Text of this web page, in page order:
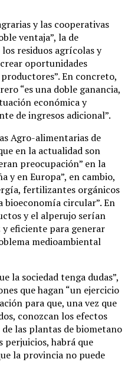
y las cooperativas
ventaja”, la de
residuos agrícolas y
oportunidades
En concreto,
“es una doble ganancia,
económica y
de ingresos adicional”.
Agro-alimentarias de
en la actualidad son
preocupación” en la
y en Europa”, en cambio,
fertilizantes orgánicos
bioeconomía circular”. En
y el alperujo serían
eficiente para generar
medioambiental
la sociedad tenga dudas”,
que hagan “un ejercicio
para que, una vez que
conozcan los efectos
las plantas de biometano
perjuicios, habrá que
la provincia no puede